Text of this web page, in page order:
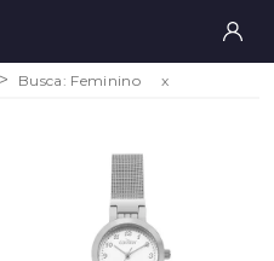
Busca: Feminino x